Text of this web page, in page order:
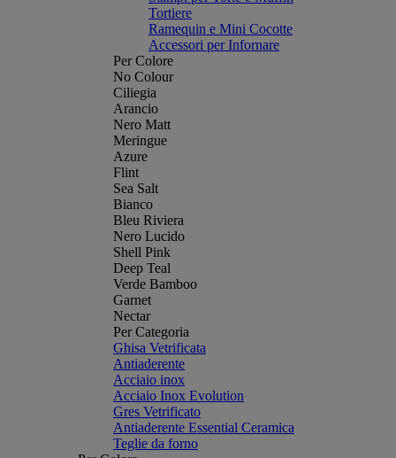
Tortiere
Ramequin e Mini Cocotte
Accessori per Infornare
Per Colore
No Colour
Ciliegia
Arancio
Nero Matt
Meringue
Azure
Flint
Sea Salt
Bianco
Bleu Riviera
Nero Lucido
Shell Pink
Deep Teal
Verde Bamboo
Garnet
Nectar
Per Categoria
Ghisa Vetrificata
Antiaderente
Acciaio inox
Acciaio Inox Evolution
Gres Vetrificato
Antiaderente Essential Ceramica
Teglie da forno